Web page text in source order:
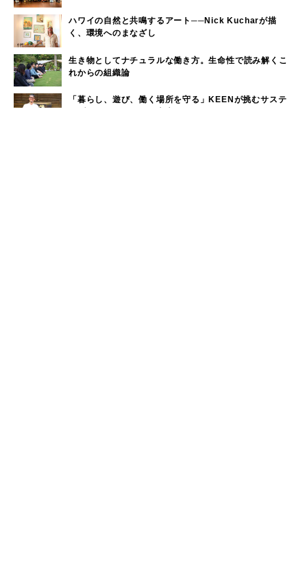
ハワイの自然と共鳴するアート──Nick Kucharが描
く、環境へのまなざし
生き物としてナチュラルな働き方。生命性で読み解くこ
れからの組織論
「暮らし、遊び、働く場所を守る」KEENが挑むサステ